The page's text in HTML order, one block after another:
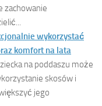
zachowanie
wykorzystać
komfort na lata
na poddaszu może
skosów i
jego